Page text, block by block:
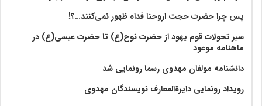
پس چرا حضرت حجت اروحنا فداه ظهور نمی‌کنند…؟!
سیر تحولات قوم یهود از حضرت نوح(ع) تا حضرت عیسی(ع) در
ماهنامه موعود
دانشنامه مولفان مهدوی رسما رونمایی شد
رویداد رونمایی دایرةالمعارف نویسندگان مهدوی